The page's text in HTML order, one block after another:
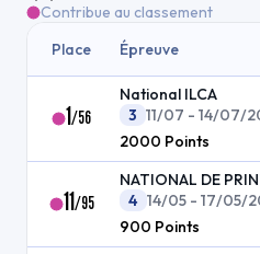
Contribue au classement
Place
Épreuve
1/56
National ILCA
3 11/07 - 14/07/
2000 Points
11/95
NATIONAL DE
4 14/05 - 17/05/
900 Points